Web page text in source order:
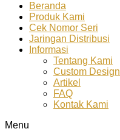
Beranda
Produk Kami
Cek Nomor Seri
Jaringan Distribusi
Informasi
Tentang Kami
Custom Design
Artikel
FAQ
Kontak Kami
Menu